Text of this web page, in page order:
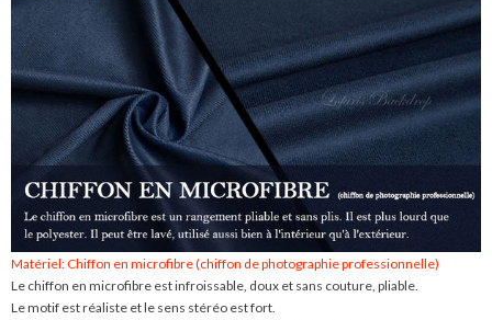
Matériel: Chiffon en microfibre (chiffon de photographie professionnelle)
Le chiffon en microfibre est infroissable, doux et sans couture, pliable.
Le motif est réaliste et le sens stéréo est fort.